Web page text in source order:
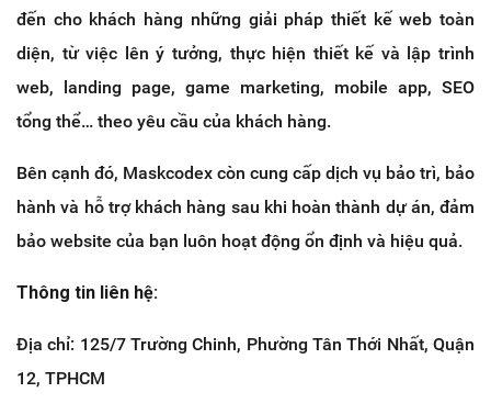
đến cho khách hàng những giải pháp thiết kế web toàn
diện, từ việc lên ý tưởng, thực hiện thiết kế và lập trình
web, landing page, game marketing, mobile app, SEO
tổng thể… theo yêu cầu của khách hàng.
Bên cạnh đó, Maskcodex còn cung cấp dịch vụ bảo trì, bảo
hành và hỗ trợ khách hàng sau khi hoàn thành dự án, đảm
bảo website của bạn luôn hoạt động ổn định và hiệu quả.
Thông tin liên hệ:
Địa chỉ: 125/7 Trường Chinh, Phường Tân Thới Nhất, Quận
12, TPHCM